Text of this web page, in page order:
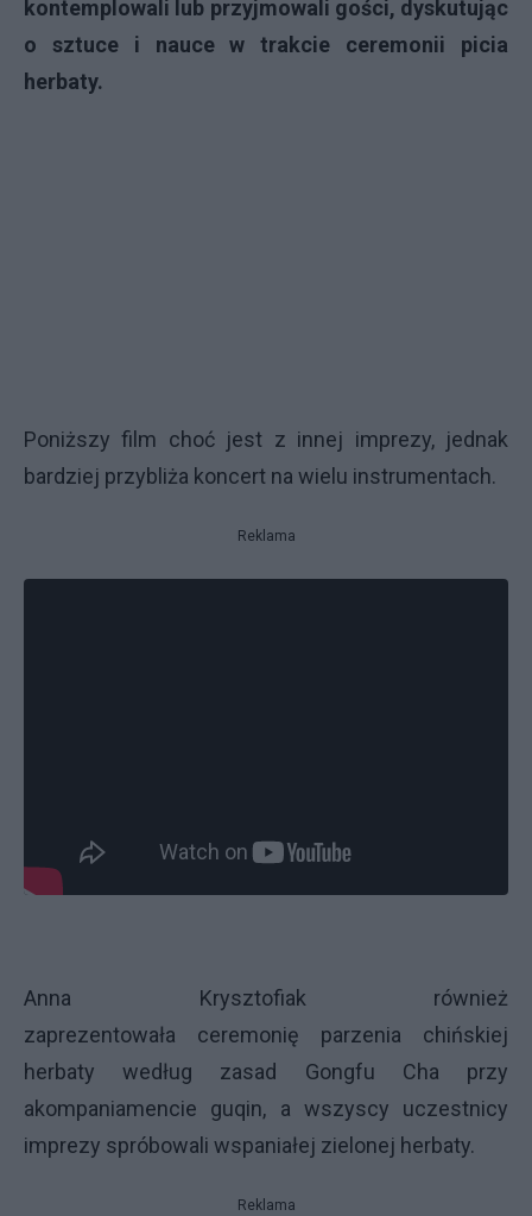
kontemplowali lub przyjmowali gości, dyskutując
o sztuce i nauce w trakcie ceremonii picia
herbaty.
Poniższy film choć jest z innej imprezy, jednak
bardziej przybliża koncert na wielu instrumentach.
Reklama
Anna Krysztofiak również
zaprezentowała ceremonię parzenia chińskiej
herbaty według zasad Gongfu Cha przy
akompaniamencie guqin, a wszyscy uczestnicy
imprezy spróbowali wspaniałej zielonej herbaty.
Reklama